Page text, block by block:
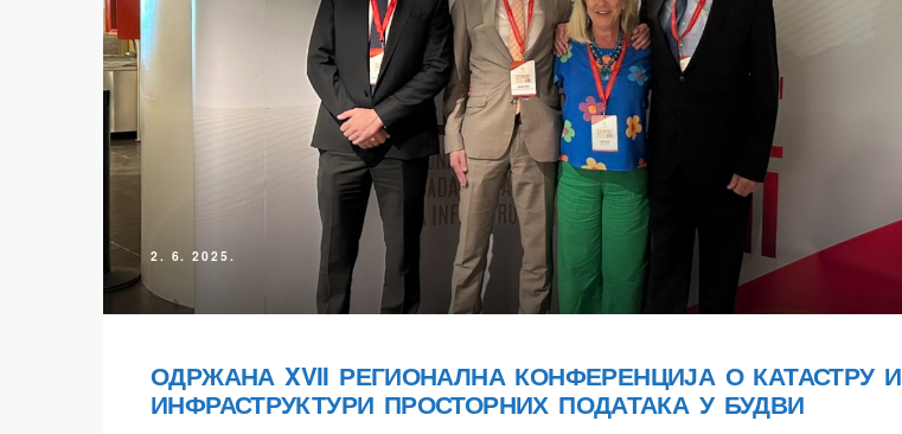
2. 6. 2025.
ОДРЖАНА XVII РЕГИОНАЛНА КОНФЕРЕНЦИЈА О КАТАСТРУ И
ИНФРАСТРУКТУРИ ПРОСТОРНИХ ПОДАТАКА У БУДВИ